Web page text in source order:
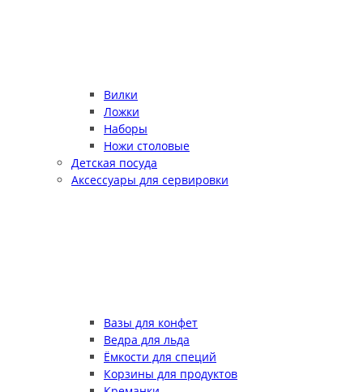
Вилки
Ложки
Наборы
Ножи столовые
Детская посуда
Аксессуары для сервировки
Вазы для конфет
Ведра для льда
Ёмкости для специй
Корзины для продуктов